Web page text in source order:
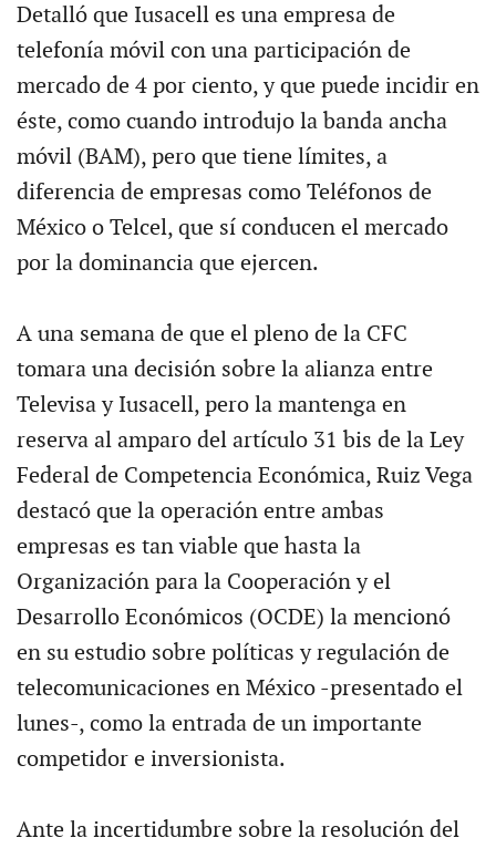
Detalló que Iusacell es una empresa de
telefonía móvil con una participación de
mercado de 4 por ciento, y que puede incidir en
éste, como cuando introdujo la banda ancha
móvil (BAM), pero que tiene límites, a
diferencia de empresas como Teléfonos de
México o Telcel, que sí conducen el mercado
por la dominancia que ejercen.
A una semana de que el pleno de la CFC
tomara una decisión sobre la alianza entre
Televisa y Iusacell, pero la mantenga en
reserva al amparo del artículo 31 bis de la Ley
Federal de Competencia Económica, Ruiz Vega
destacó que la operación entre ambas
empresas es tan viable que hasta la
Organización para la Cooperación y el
Desarrollo Económicos (OCDE) la mencionó
en su estudio sobre políticas y regulación de
telecomunicaciones en México -presentado el
lunes-, como la entrada de un importante
competidor e inversionista.
Ante la incertidumbre sobre la resolución del